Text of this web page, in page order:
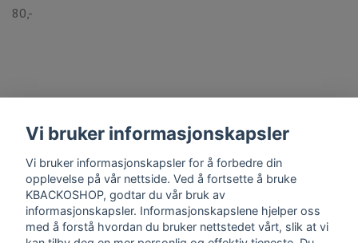
80,-
Kontaktinformasjon
Les mer
Vi bruker informasjonskapsler
Vi bruker informasjonskapsler for å forbedre din
opplevelse på vår nettside. Ved å fortsette å bruke
KBACKOSHOP, godtar du vår bruk av
informasjonskapsler. Informasjonskapslene hjelper oss
med å forstå hvordan du bruker nettstedet vårt, slik at vi